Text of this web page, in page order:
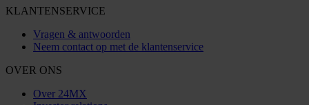
KLANTENSERVICE
Vragen & antwoorden
Neem contact op met de klantenservice
OVER ONS
Over 24MX